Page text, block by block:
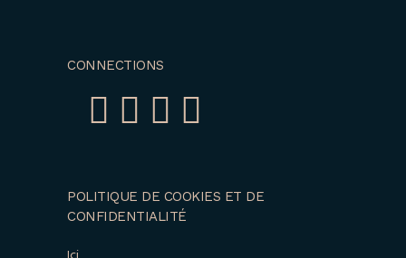
CONNECTIONS
POLITIQUE DE COOKIES ET DE
CONFIDENTIALITÉ